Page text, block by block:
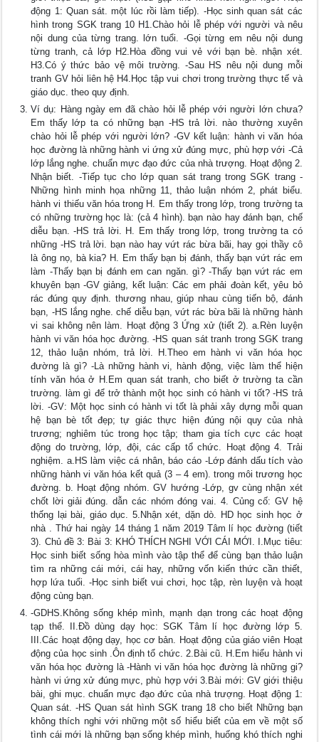
động 1: Quan sát. một lúc rồi làm tiếp). -Học sinh quan sát các
hình trong SGK trang 10 H1.Chào hỏi lễ phép với người và nêu
nội dung của từng trang. lớn tuổi. -Gọi từng em nêu nội dung
từng tranh, cả lớp H2.Hòa đồng vui vẻ với bạn bè. nhận xét.
H3.Có ý thức bảo vệ môi trường. -Sau HS nêu nội dung mỗi
tranh GV hỏi liên hệ H4.Học tập vui chơi trong trường thực tế và
giáo dục. theo quy định.
Ví dụ: Hàng ngày em đã chào hỏi lễ phép với người lớn chưa?
Em thấy lớp ta có những bạn -HS trả lời. nào thường xuyên
chào hỏi lễ phép với người lớn? -GV kết luận: hành vi văn hóa
học đường là những hành vi ứng xử đúng mực, phù hợp với -Cả
lớp lắng nghe. chuẩn mực đạo đức của nhà trượng. Hoạt động 2.
Nhận biết. -Tiếp tục cho lớp quan sát trang trong SGK trang -
Những hình minh họa những 11, thảo luận nhóm 2, phát biểu.
hành vi thiếu văn hóa trong H. Em thấy trong lớp, trong trường ta
có những trường học là: (cả 4 hình). bạn nào hay đánh bạn, chế
diễu bạn. -HS trả lời. H. Em thấy trong lớp, trong trường ta có
những -HS trả lời. bạn nào hay vứt rác bừa bãi, hay gọi thầy cô
là ông nọ, bà kia? H. Em thấy bạn bị đánh, thấy bạn vứt rác em
làm -Thấy bạn bị đánh em can ngăn. gì? -Thấy bạn vứt rác em
khuyên bạn -GV giảng, kết luận: Các em phải đoàn kết, yêu bỏ
rác đúng quy định. thương nhau, giúp nhau cùng tiến bộ, đánh
bạn, -HS lắng nghe. chế diễu bạn, vứt rác bừa bãi là những hành
vi sai không nên làm. Hoạt động 3 Ứng xử (tiết 2). a.Rèn luyện
hành vi văn hóa học đường. -HS quan sát tranh trong SGK trang
12, thảo luận nhóm, trả lời. H.Theo em hành vi văn hóa học
đường là gì? -Là những hành vi, hành động, việc làm thể hiện
tính văn hóa ở H.Em quan sát tranh, cho biết ở trường ta cần
trường. làm gì để trở thành một học sinh có hành vi tốt? -HS trả
lời. -GV: Một học sinh có hành vi tốt là phải xây dựng mỗi quan
hệ bạn bè tốt đẹp; tự giác thực hiện đúng nội quy của nhà
trương; nghiêm túc trong học tập; tham gia tích cực các hoạt
động do trường, lớp, đội, các cấp tổ chức. Hoạt động 4. Trải
nghiệm. a.HS làm việc cá nhân, báo cáo -Lớp đánh dấu tích vào
những hành vi văn hóa kết quả (3 – 4 em). trong môi trương học
đường. b. Hoạt động nhóm. GV hướng -Lớp, gv cùng nhận xét
chốt lời giải đúng. dẫn các nhóm đóng vai. 4. Củng cố: GV hệ
thống lại bài, giáo dục. 5.Nhận xét, dặn dò. HD học sinh học ở
nhà . Thứ hai ngày 14 tháng 1 năm 2019 Tâm lí học đường (tiết
3). Chủ đề 3: Bài 3: KHÓ THÍCH NGHI VỚI CÁI MỚI. I.Mục tiêu:
Học sinh biết sống hòa mình vào tập thể để cùng bạn thảo luận
tìm ra những cái mới, cái hay, những vốn kiến thức cần thiết,
hợp lứa tuổi. -Học sinh biết vui chơi, học tập, rèn luyện và hoạt
động cùng bạn.
-GDHS.Không sống khép mình, mạnh dạn trong các hoạt động
tạp thể. II.Đồ dùng dạy học: SGK Tâm lí học đường lớp 5.
III.Các hoạt động dạy, học cơ bản. Hoạt động của giáo viên Hoạt
động của học sinh .Ôn định tổ chức. 2.Bài cũ. H.Em hiểu hành vi
văn hóa học đường là -Hành vi văn hóa học đường là những gi?
hành vi ứng xử đúng mực, phù hợp với 3.Bài mới: GV giới thiệu
bài, ghi mục. chuẩn mực đạo đức của nhà trượng. Hoạt động 1:
Quan sát. -HS Quan sát hình SGK trang 18 cho biết Những bạn
không thích nghi với những một số hiểu biết của em về một số
tình cái mới là những bạn sống khép mình, huống khó thích nghi